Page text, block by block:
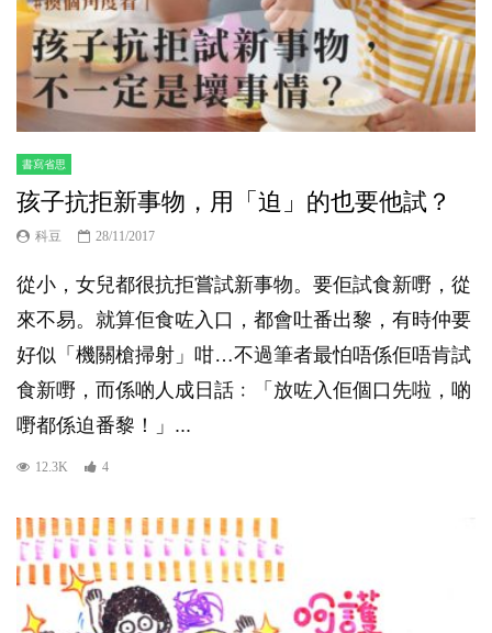
書寫省思
孩子抗拒新事物，用「迫」的也要他試？
科豆 28/11/2017
從小，女兒都很抗拒嘗試新事物。要佢試食新嘢，從
來不易。就算佢食咗入口，都會吐番出黎，有時仲要
好似「機關槍掃射」咁…不過筆者最怕唔係佢唔肯試
食新嘢，而係啲人成日話﹕「放咗入佢個口先啦，啲
嘢都係迫番黎！」...
12.3K 4